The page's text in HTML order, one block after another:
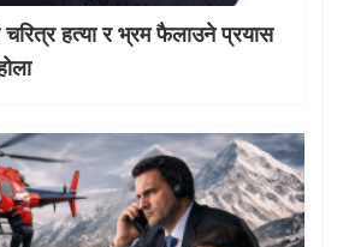
हत्या र भ्रम फैलाउने प्रयास